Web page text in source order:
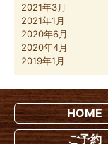
2021年3月
2021年1月
2020年6月
2020年4月
2019年1月
HOME
ご予約